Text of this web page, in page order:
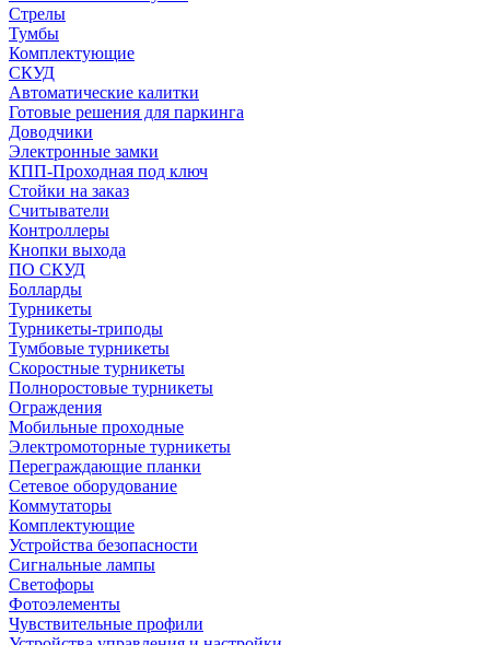
Стрелы
Тумбы
Комплектующие
СКУД
Автоматические калитки
Готовые решения для паркинга
Доводчики
Электронные замки
КПП-Проходная под ключ
Стойки на заказ
Считыватели
Контроллеры
Кнопки выхода
ПО СКУД
Болларды
Турникеты
Турникеты-триподы
Тумбовые турникеты
Скоростные турникеты
Полноростовые турникеты
Ограждения
Мобильные проходные
Электромоторные турникеты
Переграждающие планки
Сетевое оборудование
Коммутаторы
Комплектующие
Устройства безопасности
Сигнальные лампы
Светофоры
Фотоэлементы
Чувствительные профили